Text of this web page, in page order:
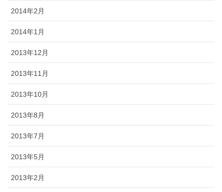
2014年2月
2014年1月
2013年12月
2013年11月
2013年10月
2013年8月
2013年7月
2013年5月
2013年2月